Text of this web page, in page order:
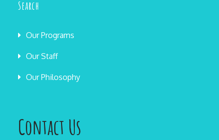
Search
Our Programs
Our Staff
Our Philosophy
Contact Us